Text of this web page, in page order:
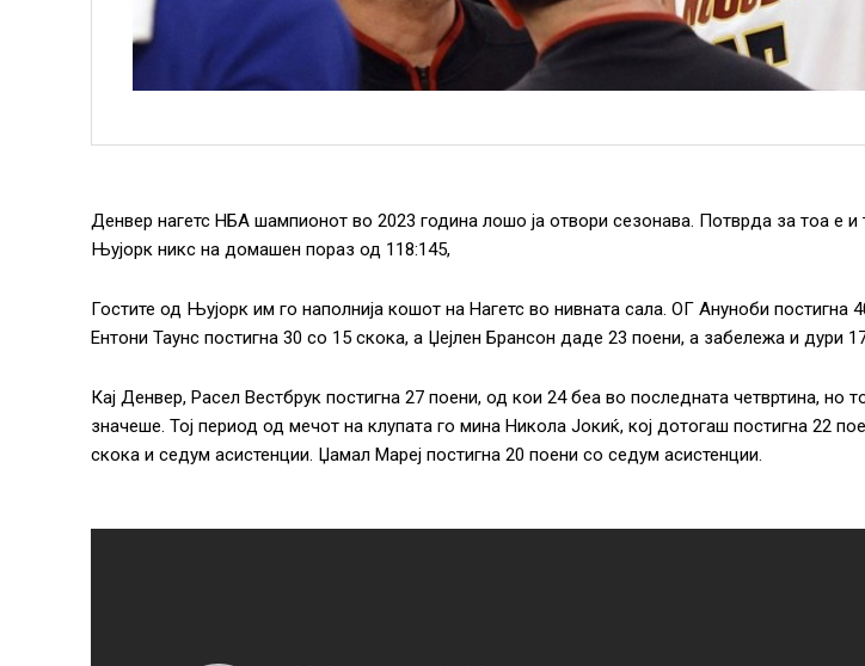
Денвер нагетс НБА шампионот во 2023 година лошо ја отвори сезонава. Потврда за тоа е и
Њујорк никс на домашен пораз од 118:145,
Гостите од Њујорк им го наполнија кошот на Нагетс во нивната сала. ОГ Ануноби постигна
Ентони Таунс постигна 30 со 15 скока, а Џејлен Брансон даде 23 поени, а забележа и дури
Кај Денвер, Расел Вестбрук постигна 27 поени, од кои 24 беа во последната четвртина, но
значеше. Тој период од мечот на клупата го мина Никола Јокиќ, кој дотогаш постигна 22
скока и седум асистенции. Џамал ​​Мареј постигна 20 поени со седум асистенции.